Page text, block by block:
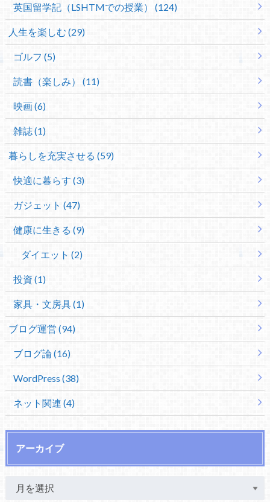
英国留学記（LSHTMでの授業） (124)
人生を楽しむ (29)
ゴルフ (5)
読書（楽しみ） (11)
映画 (6)
雑誌 (1)
暮らしを充実させる (59)
快適に暮らす (3)
ガジェット (47)
健康に生きる (9)
ダイエット (2)
投資 (1)
家具・文房具 (1)
ブログ運営 (94)
ブログ論 (16)
WordPress (38)
ネット関連 (4)
アーカイブ